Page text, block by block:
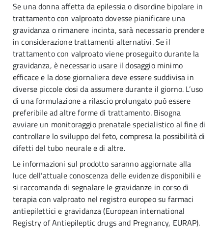
Se una donna affetta da epilessia o disordine bipolare in
trattamento con valproato dovesse pianificare una
gravidanza o rimanere incinta, sarà necessario prendere
in considerazione trattamenti alternativi. Se il
trattamento con valproato viene proseguito durante la
gravidanza, è necessario usare il dosaggio minimo
efficace e la dose giornaliera deve essere suddivisa in
diverse piccole dosi da assumere durante il giorno. L’uso
di una formulazione a rilascio prolungato può essere
preferibile ad altre forme di trattamento. Bisogna
avviare un monitoraggio prenatale specialistico al fine di
controllare lo sviluppo del feto, compresa la possibilità di
difetti del tubo neurale e di altre.
Le informazioni sul prodotto saranno aggiornate alla
luce dell’attuale conoscenza delle evidenze disponibili e
si raccomanda di segnalare le gravidanze in corso di
terapia con valproato nel registro europeo su farmaci
antiepilettici e gravidanza (European international
Registry of Antiepileptic drugs and Pregnancy, EURAP).